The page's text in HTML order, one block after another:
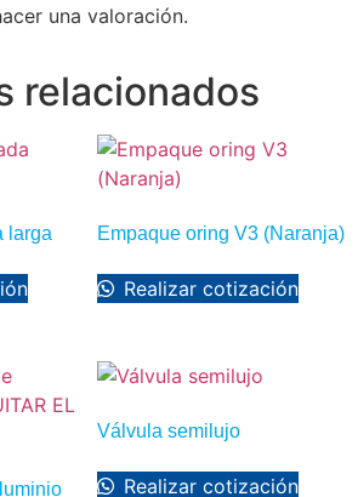
una valoración.
relacionados
larga Empaque oring V3 (Naranja)
Realizar cotización
Válvula semilujo
Realizar cotización